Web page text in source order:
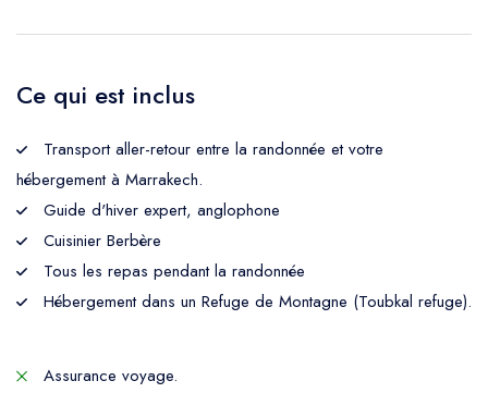
Ce qui est inclus
Transport aller-retour entre la randonnée et votre
hébergement à Marrakech.
Guide d'hiver expert, anglophone
Cuisinier Berbère
Tous les repas pendant la randonnée
Hébergement dans un Refuge de Montagne (Toubkal refuge).
Assurance voyage.